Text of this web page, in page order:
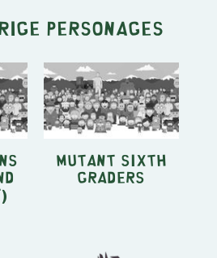
personages
Mutant Sixth
Graders